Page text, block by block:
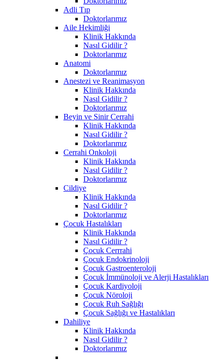
Adli Tıp
Doktorlarımız
Aile Hekimliği
Klinik Hakkında
Nasıl Gidilir ?
Doktorlarımız
Anatomi
Doktorlarımız
Anestezi ve Reanimasyon
Klinik Hakkında
Nasıl Gidilir ?
Doktorlarımız
Beyin ve Sinir Cerrahi
Klinik Hakkında
Nasıl Gidilir ?
Doktorlarımız
Cerrahi Onkoloji
Klinik Hakkında
Nasıl Gidilir ?
Doktorlarımız
Cildiye
Klinik Hakkında
Nasıl Gidilir ?
Doktorlarımız
Çocuk Hastalıkları
Klinik Hakkında
Nasıl Gidilir ?
Çocuk Cerrrahi
Çocuk Endokrinoloji
Çocuk Gastroenteroloji
Çocuk İmmünoloji ve Alerji Hastalıkları
Çocuk Kardiyoloji
Çocuk Nöroloji
Çocuk Ruh Sağlığı
Çocuk Sağlığı ve Hastalıkları
Dahiliye
Klinik Hakkında
Nasıl Gidilir ?
Doktorlarımız